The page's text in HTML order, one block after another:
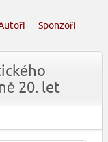
Sponzoři
20. let